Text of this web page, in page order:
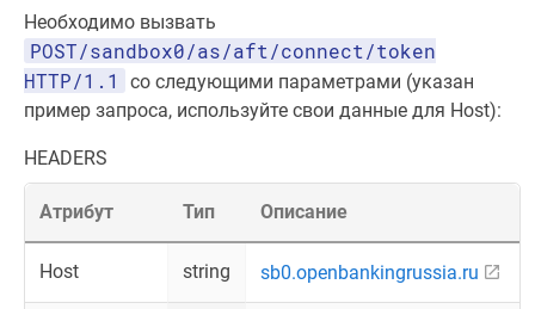
Необходимо вызвать
POST/sandbox0/as/aft/connect/token
HTTP/1.1
со следующими параметрами (указан
пример запроса, используйте свои данные для Host):
HEADERS
Атрибут Тип Описание
Host string sb0.openbankingrussia.ru